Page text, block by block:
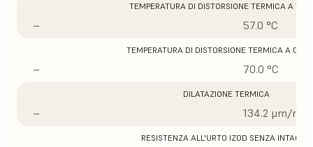
TEMPERATURA DI DISTORSIONE TERMICA A 1,8
– 57.0 °C
TEMPERATURA DI DISTORSIONE TERMICA A 0,45
– 70.0 °C
DILATAZIONE TERMICA
– 134.2 μm/m/
RESISTENZA ALL'URTO IZOD SENZA INTAGLIO